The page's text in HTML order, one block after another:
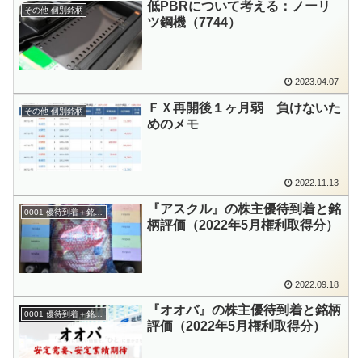
その他-個別銘柄
低PBRについて考える：ノーリ
ツ鋼機（7744）
2023.04.07
その他-個別銘柄
ＦＸ再開後１ヶ月弱 負けないた
めのメモ
2022.11.13
0001 優待到着＋銘柄評価
『アスクル』の株主優待到着と銘
柄評価（2022年5月権利取得分）
2022.09.18
0001 優待到着＋銘柄評価
『オオバ』の株主優待到着と銘柄
評価（2022年5月権利取得分）